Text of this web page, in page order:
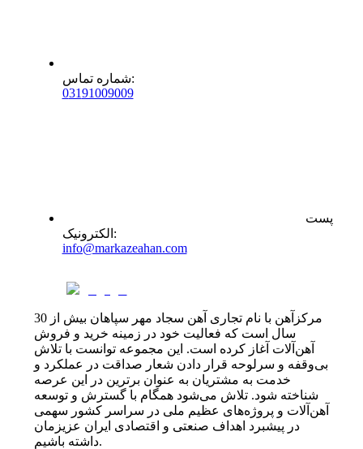
شماره تماس:
03191009009
پست
الکترونیک :
info@markazeahan.com
مرکزآهن با نام تجاری آهن سجاد مهر سپاهان بیش از 30
سال است که فعالیت خود در زمینه خرید و فروش
آهن‌آلات آغاز کرده است. این مجموعه توانست با تلاش
بی‌وقفه و سرلوحه قرار دادن شعار صداقت در عملکرد و
خدمت به مشتریان به عنوان برترین در این عرصه
شناخته شود. تلاش می‌شود همگام با گسترش و توسعه
آهن‌آلات و پروژه‌های عظیم ملی در سراسر کشور سهمی
در پیشبرد اهداف صنعتی و اقتصادی ایران عزیزمان
داشته باشیم.